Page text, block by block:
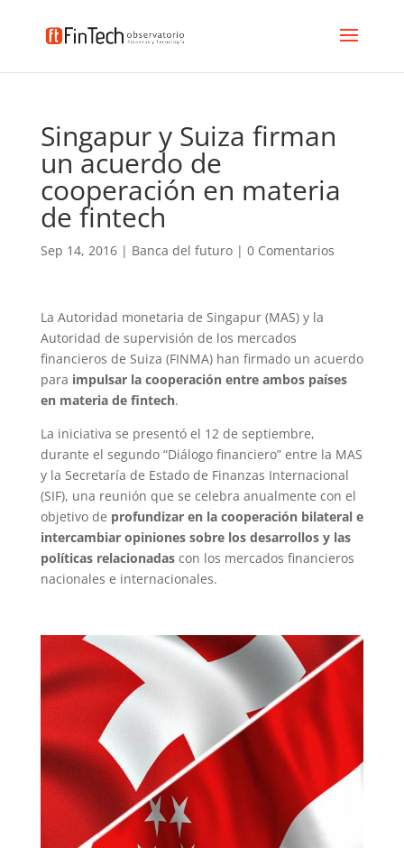
Singapur y Suiza firman
un acuerdo de
cooperación en materia
de fintech
Sep 14, 2016| Banca del futuro| 0 Comentarios
La Autoridad monetaria de Singapur (MAS) y la
Autoridad de supervisión de los mercados
financieros de Suiza (FINMA) han firmado un acuerdo
para impulsar la cooperación entre ambos países
en materia de fintech.
La iniciativa se presentó el 12 de septiembre,
durante el segundo “Diálogo financiero” entre la MAS
y la Secretaría de Estado de Finanzas Internacional
(SIF), una reunión que se celebra anualmente con el
objetivo de profundizar en la cooperación bilateral e
intercambiar opiniones sobre los desarrollos y las
políticas relacionadascon los mercados financieros
nacionales e internacionales.